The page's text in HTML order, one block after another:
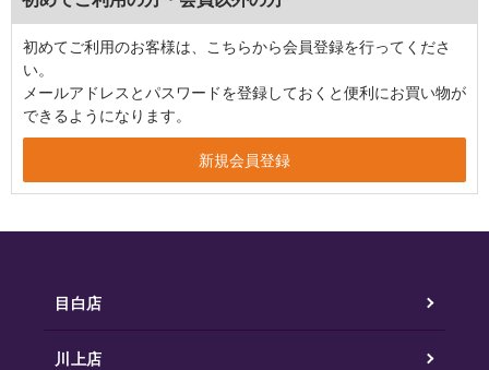
初めてご利用のお客様は、こちらから会員登録を行ってくださ
い。
メールアドレスとパスワードを登録しておくと便利にお買い物が
できるようになります。
目白店
川上店